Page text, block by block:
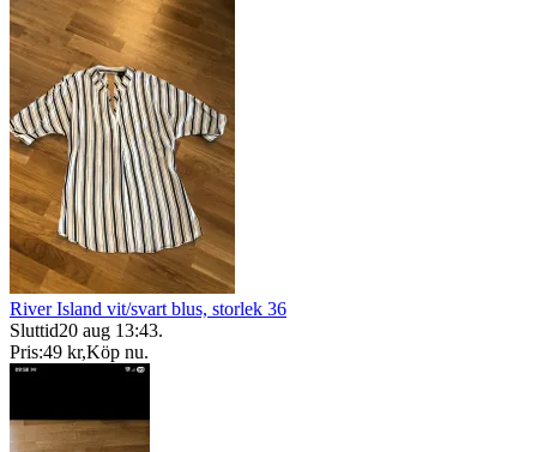
River Island vit/svart blus, storlek 36
Sluttid20 aug 13:43.
Pris:49 kr,Köp nu.